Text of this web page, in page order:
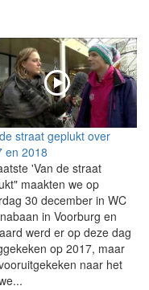
straat geplukt over
en 2018
'Van de straat
maakten we op
30 december in WC
in Voorburg en
werd er op deze dag
op 2017, maar
naar het